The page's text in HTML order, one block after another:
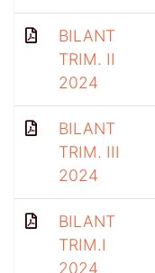
BILANT
TRIM. II
2024
BILANT
TRIM. III
2024
BILANT
TRIM.I
2024